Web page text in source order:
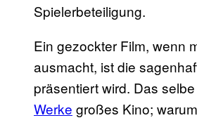
Spielerbeteiligung.
Ein gezockter Film, wenn
ausmacht, ist die
präsentiert wird. Das
Werke großes Kino; warum